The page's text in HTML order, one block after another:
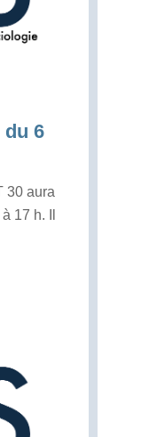
du 6
30 aura
17 h. Il